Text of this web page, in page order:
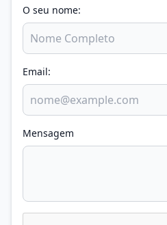
O seu nome:
Email:
Mensagem